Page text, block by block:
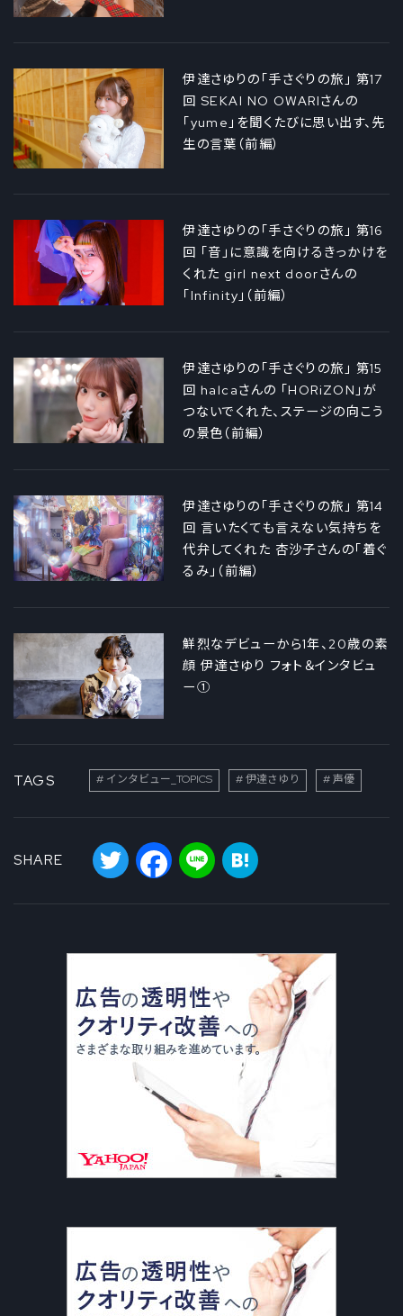
伊達さゆりの「手さぐりの旅」 第17
回 SEKAI NO OWARIさんの
「yume」を聞くたびに思い出す、先
生の言葉（前編）
伊達さゆりの「手さぐりの旅」 第16
回 「音」に意識を向けるきっかけを
くれた girl next doorさんの
「Infinity」（前編）
伊達さゆりの「手さぐりの旅」 第15
回 halcaさんの 「HORiZON」が
つないでくれた、ステージの向こう
の景色（前編）
伊達さゆりの「手さぐりの旅」 第14
回 言いたくても言えない気持ちを
代弁してくれた 杏沙子さんの「着ぐ
るみ」（前編）
鮮烈なデビューから1年、20歳の素
顔 伊達さゆり フォト＆インタビュ
ー①
TAGS インタビュー_TOPICS 伊達さゆり 声優
SHARE
Twitter Facebook
Line